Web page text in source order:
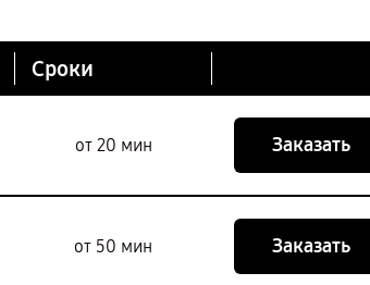
Сроки
от 20 мин Заказать
от 50 мин Заказать